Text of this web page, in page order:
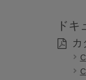
ドキ
カ